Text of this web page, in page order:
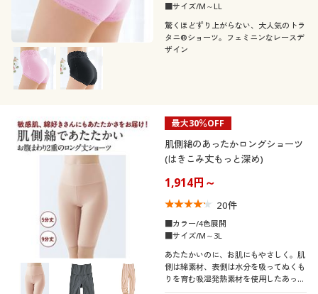
■サイズ/M～LL
驚くほどずり上がらない、大人気のトラ
タニ®ショーツ。フェミニンなレースデ
ザイン
最大30％OFF
肌側綿のあったかロングショーツ
(はきこみ丈もっと深め)
1,914円～
20件
■カラー/4色展開
■サイズ/M～3L
あたたかいのに、お肌にもやさしく。肌
側は綿素材、表側は水分を吸ってぬくも
りを育む吸湿発熱素材を使用したあった
かロング丈ショーツ